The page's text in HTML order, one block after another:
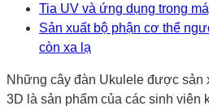
Tia UV và ứng dụng trong
Sản xuất bộ phận cơ thể
còn xa lạ
Những cây đàn Ukulele được sản
3D là sản phẩm của các sinh viên